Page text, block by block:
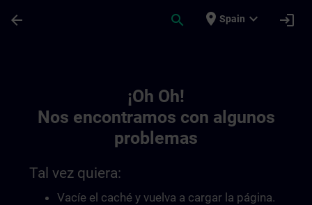
arrow_back search place Spain expand_more login
¡Oh Oh!
Nos encontramos con algunos
problemas
Tal vez quiera:
Vacíe el caché y vuelva a cargar la página.